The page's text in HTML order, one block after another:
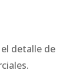
detalle de